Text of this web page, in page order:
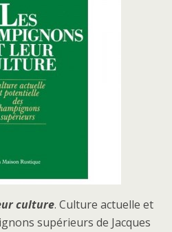
culture. Culture actuelle et
supérieurs de Jacques